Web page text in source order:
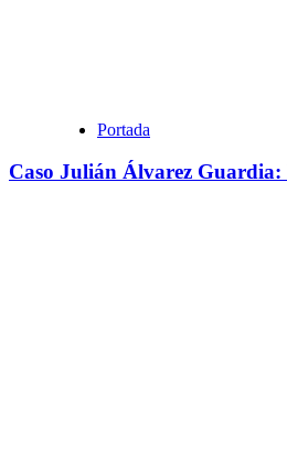
Portada
Caso Julián Álvarez Guardia: